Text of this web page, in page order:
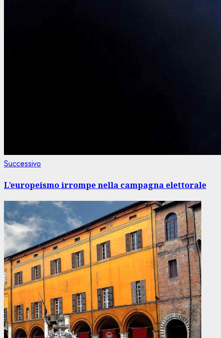
Successivo
L’europeismo irrompe nella campagna elettorale